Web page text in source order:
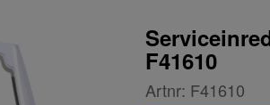
F41610
Artnr: F41610